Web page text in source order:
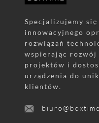
Specjalizujemy
innowacyjnego
rozwiązań
wspierając rozwój
projektów i
urządzenia do
klientów.